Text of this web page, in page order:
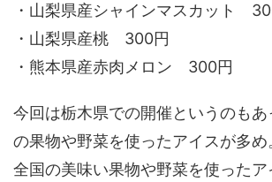
・山梨県産シャインマスカット
・山梨県産桃 300円
・熊本県産赤肉メロン 300円
今回は栃木県での開催というのも
の果物や野菜を使ったアイスが多め
全国の美味い果物や野菜を使った